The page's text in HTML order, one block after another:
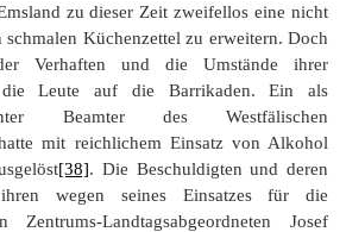
zu dieser Zeit zweifellos eine nicht
Küchenzettel zu erweitern. Doch
Verhaften und die Umstände ihrer
die Leute auf die Barrikaden. Ein als
Beamter des Westfälischen
hatte mit reichlichem Einsatz von Alkohol
[38]. Die Beschuldigten und deren
wegen seines Einsatzes für die
Zentrums-Landtagsabgeordneten Josef